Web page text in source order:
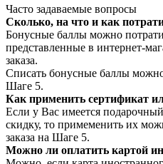
Часто задаваемые вопросы
Сколько, на что и как
Бонусные баллы можно
представленные в интернет-
заказа.
Списать бонусные баллы
Шаге 5.
Как применить сертификат
Если у Вас имеется
скидку, то примеменить их
заказа на Шаге 5.
Можно ли оплатить картой